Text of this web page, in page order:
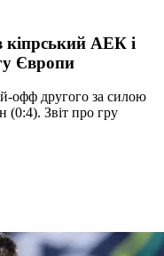
кіпрський АЕК і
Європи
офф другого за силою
(0:4). Звіт про гру